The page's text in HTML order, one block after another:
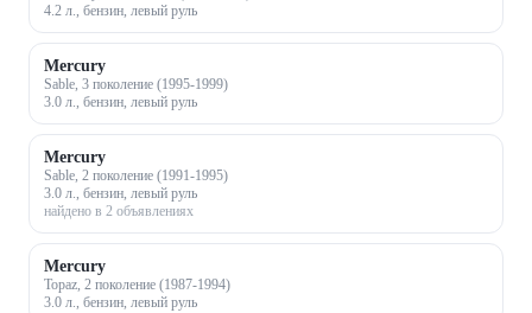
4.2 л., бензин, левый руль
Mercury
Sable, 3 поколение (1995-1999)
3.0 л., бензин, левый руль
Mercury
Sable, 2 поколение (1991-1995)
3.0 л., бензин, левый руль
найдено в 2 объявлениях
Mercury
Topaz, 2 поколение (1987-1994)
3.0 л., бензин, левый руль